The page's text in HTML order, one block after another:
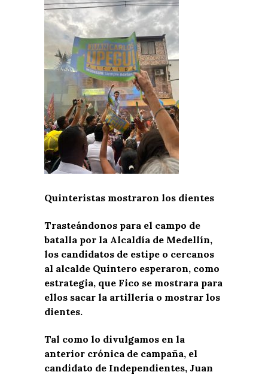
Quinteristas mostraron los dientes
Trasteándonos para el campo de
batalla por la Alcaldía de Medellín,
los candidatos de estipe o cercanos
al alcalde Quintero esperaron, como
estrategia, que Fico se mostrara para
ellos sacar la artillería o mostrar los
dientes.
Tal como lo divulgamos en la
anterior crónica de campaña, el
candidato de Independientes, Juan